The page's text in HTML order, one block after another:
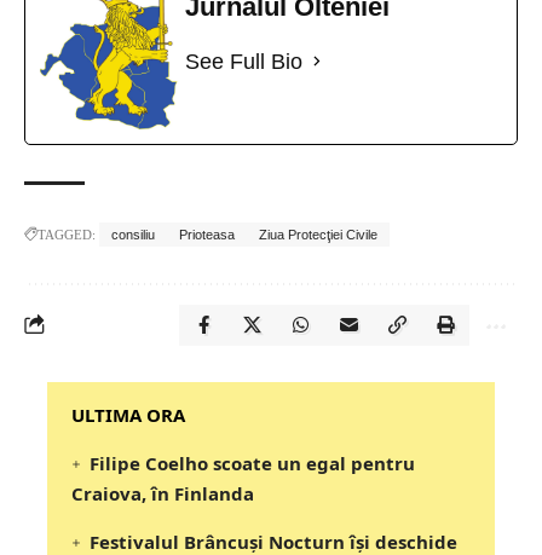
Jurnalul Olteniei
See Full Bio
TAGGED: consiliu Prioteasa Ziua Protecţiei Civile
‎‎‎‎‎‎‎ULTIMA ORA
Filipe Coelho scoate un egal pentru
Craiova, în Finlanda
Festivalul Brâncuși Nocturn își deschide